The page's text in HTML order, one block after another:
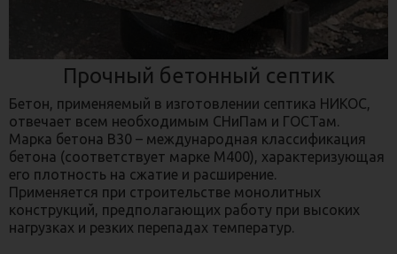
Прочный бетонный септик
Бетон, применяемый в изготовлении септика НИКОС,
отвечает всем необходимым СНиПам и ГОСТам.
Марка бетона B30 – международная классификация
бетона (соответствует марке M400), характеризующая
его плотность на сжатие и расширение.
Применяется при строительстве монолитных
конструкций, предполагающих работу при высоких
нагрузках и резких перепадах температур.